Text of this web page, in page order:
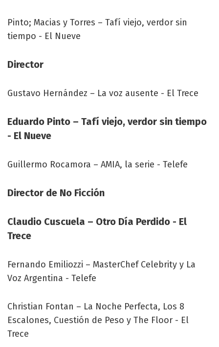
Pinto; Macias y Torres – Tafí viejo, verdor sin
tiempo - El Nueve
Director
Gustavo Hernández – La voz ausente - El Trece
Eduardo Pinto – Tafí viejo, verdor sin tiempo
- El Nueve
Guillermo Rocamora – AMIA, la serie - Telefe
Director de No Ficción
Claudio Cuscuela – Otro Día Perdido - El
Trece
Fernando Emiliozzi – MasterChef Celebrity y La
Voz Argentina - Telefe
Christian Fontan – La Noche Perfecta, Los 8
Escalones, Cuestión de Peso y The Floor - El
Trece